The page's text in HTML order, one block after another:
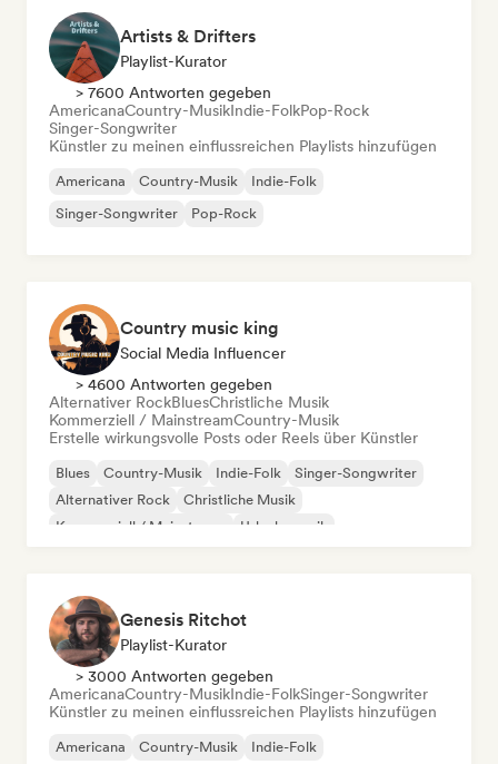
Artists & Drifters
Playlist-Kurator
> 7600 Antworten gegeben
AmericanaCountry-MusikIndie-FolkPop-Rock
Singer-Songwriter
Künstler zu meinen einflussreichen Playlists hinzufügen
Americana Country-Musik
Indie-Folk
Singer-Songwriter
Pop-Rock
Country music king
Social Media Influencer
> 4600 Antworten gegeben
Alternativer RockBluesChristliche Musik
Kommerziell / MainstreamCountry-Musik
Erstelle wirkungsvolle Posts oder Reels über Künstler
Blues Country-Musik Indie-Folk
Singer-Songwriter
Alternativer Rock
Christliche Musik
Kommerziell / Mainstream
Urlaubsmusik
Genesis Ritchot
Playlist-Kurator
> 3000 Antworten gegeben
AmericanaCountry-MusikIndie-FolkSinger-Songwriter
Künstler zu meinen einflussreichen Playlists hinzufügen
Americana Country-Musik
Indie-Folk